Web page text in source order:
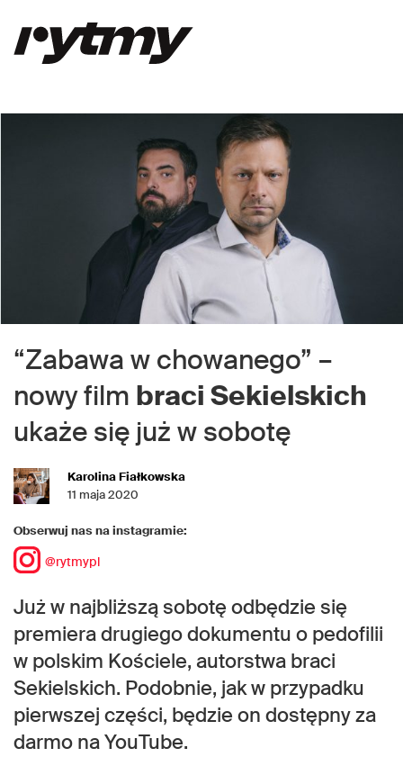
“Zabawa w chowanego” –
nowy film braci Sekielskich
ukaże się już w sobotę
Karolina Fiałkowska
11 maja 2020
Obserwuj nas na instagramie:
@rytmypl
Już w najbliższą sobotę odbędzie się
premiera drugiego dokumentu o pedofilii
w polskim Kościele, autorstwa braci
Sekielskich. Podobnie, jak w przypadku
pierwszej części, będzie on dostępny za
darmo na YouTube.